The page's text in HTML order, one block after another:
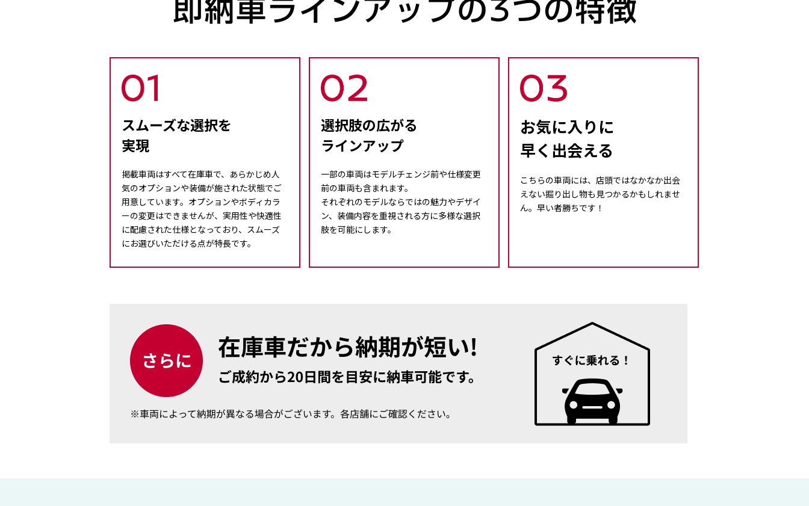
スムーズな選択を
実現
掲載車両はすべて在庫車で、あらかじめ人
気のオプションや装備が施された状態でご
用意しています。オプションやボディカラ
ーの変更はできませんが、実用性や快適性
に配慮された仕様となっており、スムーズ
にお選びいただける点が特長です。
選択肢の広がる
ラインアップ
一部の車両はモデルチェンジ前や仕様変更
前の車両も含まれます。
それぞれのモデルならではの魅力やデザイ
ン、装備内容を重視される方に多様な選択
肢を可能にします。
お気に入りに
早く出会える
こちらの車両には、店頭ではなかなか出会
えない掘り出し物も見つかるかもしれませ
ん。早い者勝ちです！